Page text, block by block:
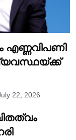
എണ്ണവിപണി
22, 2026